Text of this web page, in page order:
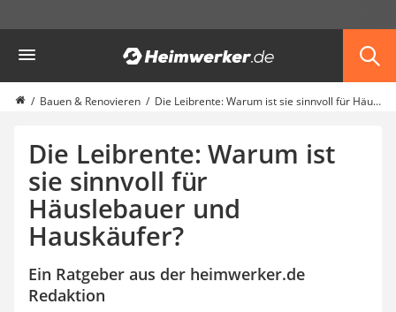
Haus & Bau
Außenleuchte mit Kamera
Ozongenerator
Smart-Home-Rauchmelder
Schlüsseltresor
Überwachungskameras außen
Regendusche
Reizstromgerät
Infrarot-Thermometer
Heizkissen
Digitale Zeitschaltuhr
Bauen & Renovieren Die Leibrente: Warum ist sie sinnvoll für Häuslebauer und Hauskäufer?
Die Leibrente: Warum ist
sie sinnvoll für
Häuslebauer und
Hauskäufer?
Ein Ratgeber aus der heimwerker.de
Redaktion